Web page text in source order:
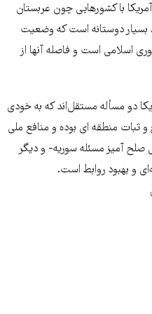
با کشورهایی چون عربستان
بسیار دوستانه است که وضعیت
اسلامی است و فاصله آنها از
دو مسأله مستقل‌اند که به خودی
ثبات منطقه ای بوده و منافع ملی
صلح آمیز مسئله سوریه- و دیگر
و بهبود روابط است.